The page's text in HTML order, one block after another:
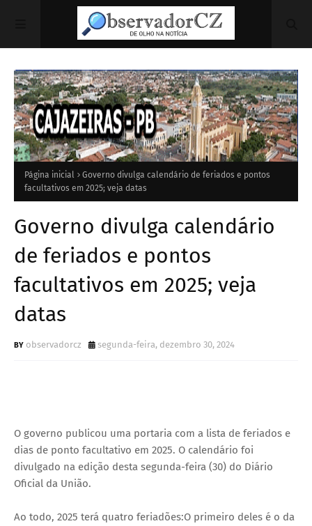
Página inicial
Governo divulga calendário de feriados e pontos
facultativos em 2025; veja datas
Governo divulga calendário
de feriados e pontos
facultativos em 2025; veja
datas
observadorcz segunda-feira, dezembro 30, 2024
O governo publicou uma portaria com a lista de feriados e
dias de ponto facultativo em 2025. O calendário foi
divulgado na edição desta segunda-feira (30) do Diário
Oficial da União.
Ao todo, 2025 terá quatro feriadões:O primeiro deles é o da